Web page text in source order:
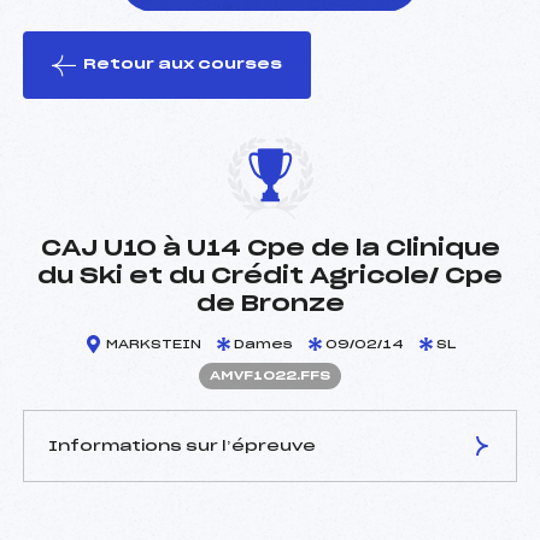
le ski
Retour aux courses
CAJ U10 à U14 Cpe de la Clinique
du Ski et du Crédit Agricole/ Cpe
de Bronze
MARKSTEIN Dames 09/02/14 SL
AMVF1022.FFS
Informations sur l’épreuve